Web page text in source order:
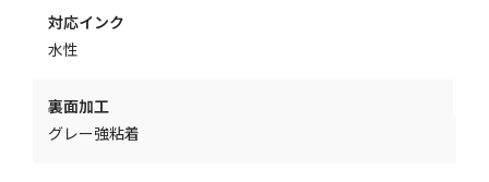
対応インク
水性
裏面加工
グレー強粘着